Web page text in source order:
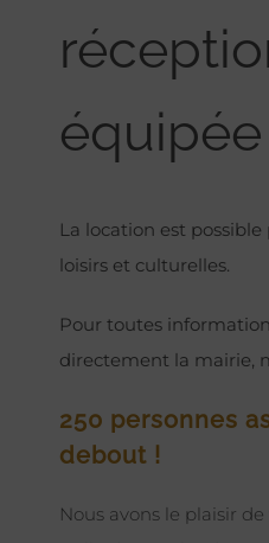
équipée
La location est
loisirs et culturelles.
Pour toutes
directement la mairie,
250 personnes
debout !
Nous avons le plaisir